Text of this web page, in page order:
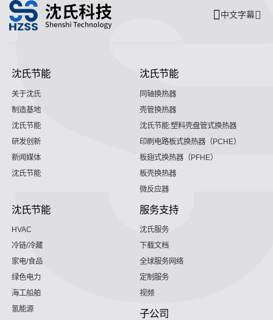
中文字幕
沈氏节能
关于沈氏
制造基地
沈氏节能
研发创新
新闻媒体
沈氏节能
沈氏节能
同轴换热器
壳管换热器
沈氏节能:塑料壳盘管式换热器
印刷电路板式换热器（PCHE）
板翅式换热器（PFHE）
板壳换热器
微反应器
沈氏节能
HVAC
冷链/冷藏
家电/食品
绿色电力
海工船舶
氢能源
服务支持
沈氏服务
下载文档
全球服务网络
定制服务
视频
子公司